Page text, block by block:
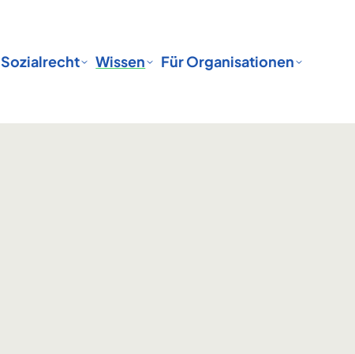
Sozialrecht Wissen Für Organisationen